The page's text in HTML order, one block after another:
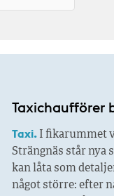
Taxichaufförer
Taxi.I fikarummet
Strängnäs står nya
kan låta som
något större: efter